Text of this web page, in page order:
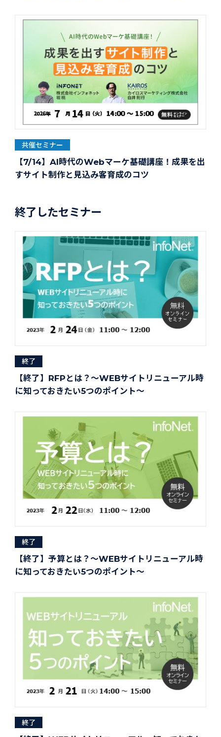
共催セミナー
【7/14】AI時代のWebマーケ基礎講座！成果を出
すサイト制作と見込み客育成のコツ
終了したセミナー
終了
【終了】RFPとは？～WEBサイトリニューアル時
に知っておきたい5つのポイント～
終了
【終了】予算とは？～WEBサイトリニューアル時
に知っておきたい5つのポイント～
終了